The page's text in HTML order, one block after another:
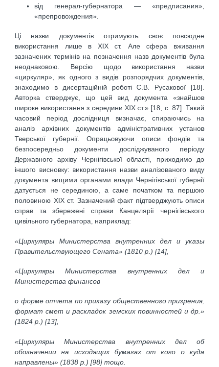
від генерал-губернатора — «предписания»,
«препровождения».
Ці назви документів отримують своє повсюдне
використання лише в ХІХ ст. Але сфера вживання
зазначених термінів на позначення назв документів була
неоднаковою. Версію щодо використання назви
«циркуляр», як одного з видів розпорядчих документів,
знаходимо в дисертаційній роботі С.В. Русакової [18].
Авторка стверджує, що цей вид документа «знайшов
широке використання з середини ХІХ ст.» [18, с. 87]. Такий
часовий період дослідниця визначає, спираючись на
аналіз архівних документів адміністративних установ
Тверської губернії. Опрацьовуючи описи фондів та
безпосередньо документи досліджуваного періоду
Державного архіву Чернігівської області, приходимо до
іншого висновку: використання назви аналізованого виду
документа вищими органами влади Чернігівської губернії
датується не серединою, а саме початком та першою
половиною ХІХ ст. Зазначений факт підтверджують описи
справ та збережені справи Канцелярії чернігівського
цивільного губернатора, наприклад:
«Циркуляры Министерства внутренних дел и указы
Правительствующего Сената» (1810 р.) [14],
«Циркуляры Министерства внутренних дел и
Министерства финансов
о форме отчета по приказу общественного призрения,
формат смет и раскладок земских повинностей и др.»
(1824 р.) [13],
«Циркуляры Министерства внутренних дел об
обозначении на исходящих бумагах от кого о куда
направлены» (1838 р.) [98] тощо.